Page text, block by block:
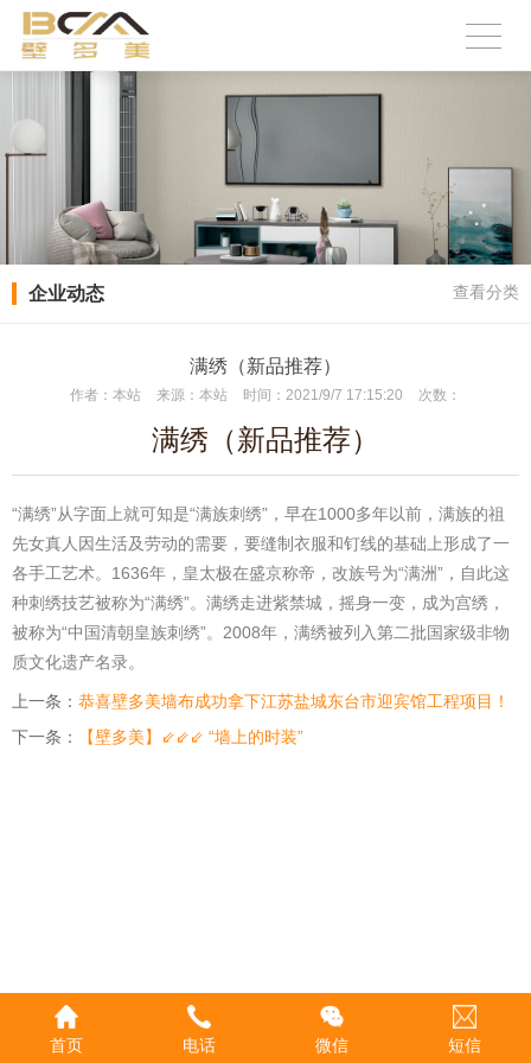
企业动态 查看分类
满绣（新品推荐）
作者： 本站 来源： 本站 时间： 2021/9/7 17:15:20 次数：
满绣（新品推荐）
“满绣”从字面上就可知是“满族刺绣”，早在1000多年以前，满族的祖
先女真人因生活及劳动的需要，要缝制衣服和钉线的基础上形成了一
各手工艺术。1636年，皇太极在盛京称帝，改族号为“满洲”，自此这
种刺绣技艺被称为“满绣”。满绣走进紫禁城，摇身一变，成为宫绣，
被称为“中国清朝皇族刺绣”。2008年，满绣被列入第二批国家级非物
质文化遗产名录。
上一条： 恭喜壁多美墙布成功拿下江苏盐城东台市迎宾馆工程项目！
下一条：
【壁多美】⇙⇙⇙ “墙上的时装”
首页 电话 微信 短信